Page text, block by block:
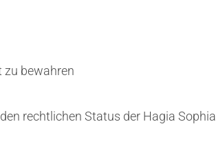
zu bewahren
rechtlichen Status der Hagia Sophia